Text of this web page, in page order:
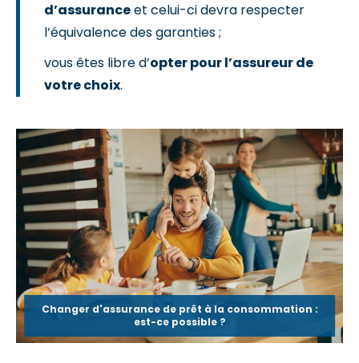
d’assuranceet celui-ci devra respecter
l’équivalence des garanties ;
vous êtes libre d’opter pour l’assureur de
votre choix.
Changer d'assurance de prêt à la consommation :
est-ce possible ?